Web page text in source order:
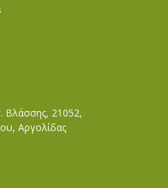
Βλάσσης, 21052,
Αργολίδας